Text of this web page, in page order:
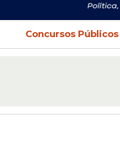
Concursos Públicos